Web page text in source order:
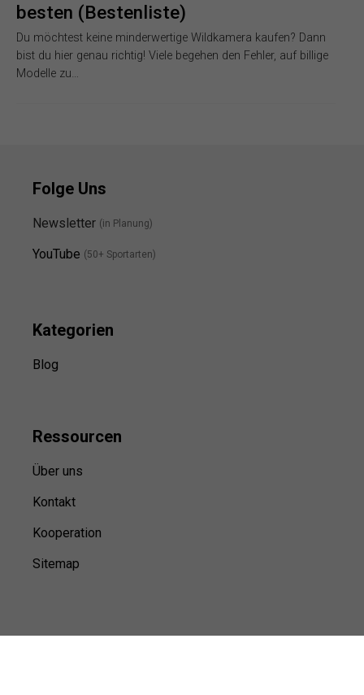
besten (Bestenliste)
Du möchtest keine minderwertige Wildkamera kaufen? Dann
bist du hier genau richtig! Viele begehen den Fehler, auf billige
Modelle zu…
Folge Uns
Newsletter (in Planung)
YouTube (50+ Sportarten)
Kategorien
Blog
Ressourcen
Über uns
Kontakt
Kooperation
Sitemap